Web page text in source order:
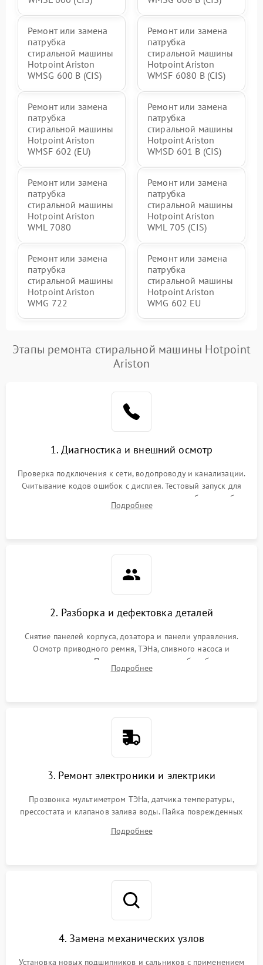
Ремонт или замена
патрубка
стиральной машины
Hotpoint Ariston
WMSG 600 B (CIS)
Ремонт или замена
патрубка
стиральной машины
Hotpoint Ariston
WMSF 6080 B (CIS)
Ремонт или замена
патрубка
стиральной машины
Hotpoint Ariston
WMSF 602 (EU)
Ремонт или замена
патрубка
стиральной машины
Hotpoint Ariston
WMSD 601 B (CIS)
Ремонт или замена
патрубка
стиральной машины
Hotpoint Ariston
WML 7080
Ремонт или замена
патрубка
стиральной машины
Hotpoint Ariston
WML 705 (CIS)
Ремонт или замена
патрубка
стиральной машины
Hotpoint Ariston
WMG 722
Ремонт или замена
патрубка
стиральной машины
Hotpoint Ariston
WMG 602 EU
Этапы ремонта стиральной машины Hotpoint
Ariston
1. Диагностика и внешний осмотр
Проверка подключения к сети, водопроводу и канализации.
Считывание кодов ошибок с дисплея. Тестовый запуск для
выявления посторонних шумов, протечек или сбоев в работе
электронного модуля управления.
Подробнее
2. Разборка и дефектовка деталей
Снятие панелей корпуса, дозатора и панели управления.
Осмотр приводного ремня, ТЭНа, сливного насоса и
амортизаторов. Проверка подшипников барабана и
крестовины на износ, а манжеты люка на разрывы.
Подробнее
3. Ремонт электроники и электрики
Прозвонка мультиметром ТЭНа, датчика температуры,
прессостата и клапанов залива воды. Пайка поврежденных
Восстановление целостности проводки и контактов.
Подробнее
4. Замена механических узлов
Установка новых подшипников и сальников с применением